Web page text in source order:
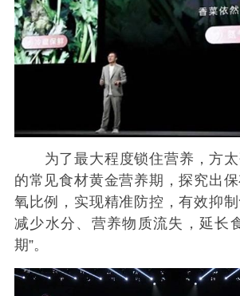
为了最大程度锁住营养，方太
的常见食材黄金营养期，探究出
氧比例，实现精准防控，有效抑制
减少水分、营养物质流失，延长
期”。